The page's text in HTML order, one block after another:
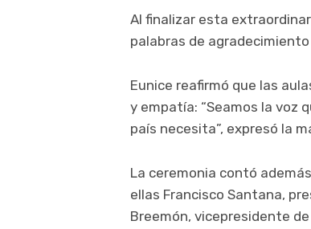
Al finalizar esta
palabras de
Eunice reafirmó que las
y empatía: “Seamos la voz
país necesita”, expresó la
La ceremonia contó
ellas Francisco Santana,
Breemón, vicepresidente de